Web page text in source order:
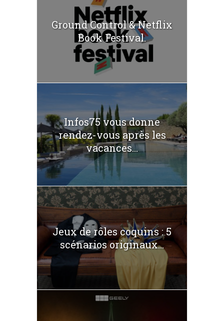
Ground Control & Netflix
Book Festival.
Infos75 vous donne
rendez-vous après les
vacances...
Jeux de rôles coquins : 5
scénarios originaux...